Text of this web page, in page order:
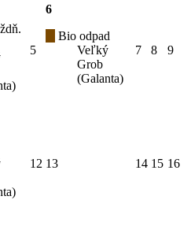
5
6
Bio odpad
Veľký
Grob
(Galanta)
7 8 9
12 13 14 15 16